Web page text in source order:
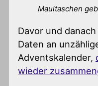
Maultaschen
Davor und
Daten an
Adventskalender,
wieder